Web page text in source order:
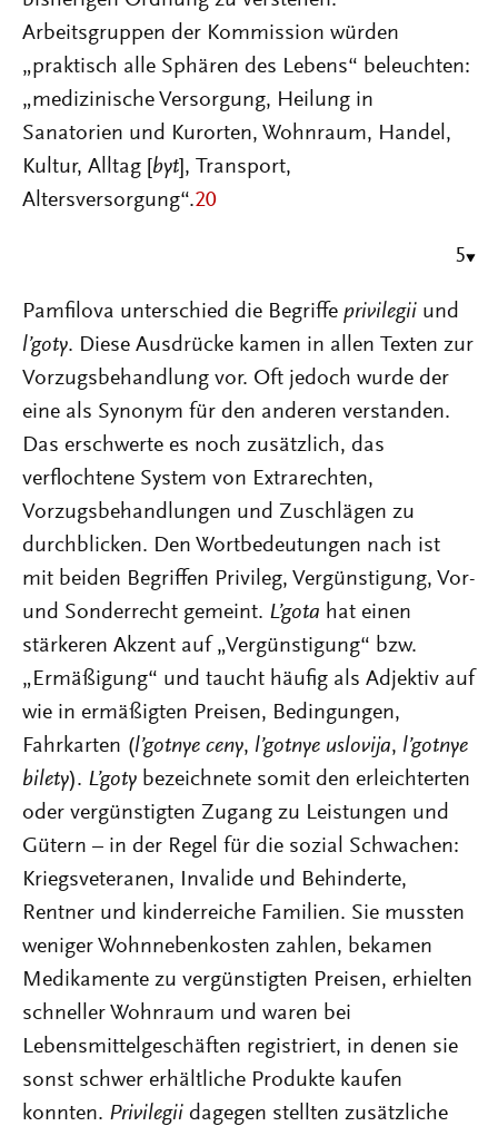
Arbeitsgruppen der Kommission würden
„praktisch alle Sphären des Lebens“ beleuchten:
„medizinische Versorgung, Heilung in
Sanatorien und Kurorten, Wohnraum, Handel,
Kultur, Alltag [ byt ], Transport,
Altersversorgung“.20
5
Pamfilova unterschied die Begriffe privilegii und
l’goty. Diese Ausdrücke kamen in allen Texten zur
Vorzugsbehandlung vor. Oft jedoch wurde der
eine als Synonym für den anderen verstanden.
Das erschwerte es noch zusätzlich, das
verflochtene System von Extrarechten,
Vorzugsbehandlungen und Zuschlägen zu
durchblicken. Den Wortbedeutungen nach ist
mit beiden Begriffen Privileg, Vergünstigung, Vor-
und Sonderrecht gemeint. L’gota hat einen
stärkeren Akzent auf „Vergünstigung“ bzw.
„Ermäßigung“ und taucht häufig als Adjektiv auf
wie in ermäßigten Preisen, Bedingungen,
Fahrkarten (l’gotnye ceny, l’gotnye uslovija, l’gotnye
bilety). L’goty bezeichnete somit den erleichterten
oder vergünstigten Zugang zu Leistungen und
Gütern – in der Regel für die sozial Schwachen:
Kriegsveteranen, Invalide und Behinderte,
Rentner und kinderreiche Familien. Sie mussten
weniger Wohnnebenkosten zahlen, bekamen
Medikamente zu vergünstigten Preisen, erhielten
schneller Wohnraum und waren bei
Lebensmittelgeschäften registriert, in denen sie
sonst schwer erhältliche Produkte kaufen
konnten. Privilegii dagegen stellten zusätzliche